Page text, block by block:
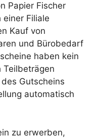
Papier Fischer
einer Filiale
Kauf von
und Bürobedarf
haben kein
Gutscheins
automatisch
zu erwerben,